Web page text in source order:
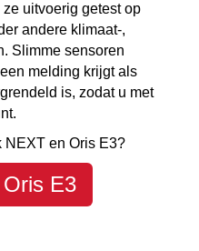
uitvoerig getest op
andere klimaat-,
Slimme sensoren
melding krijgt als
is, zodat u met
NEXT en Oris E3?
Oris E3